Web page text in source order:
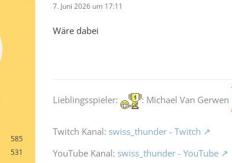
585
531
7. Juni 2026 um 17:11
Wäre dabei
Lieblingsspieler: : Michael Van Gerwen
Twitch Kanal: swiss_thunder - Twitch
YouTube Kanal: swiss_thunder - YouTube